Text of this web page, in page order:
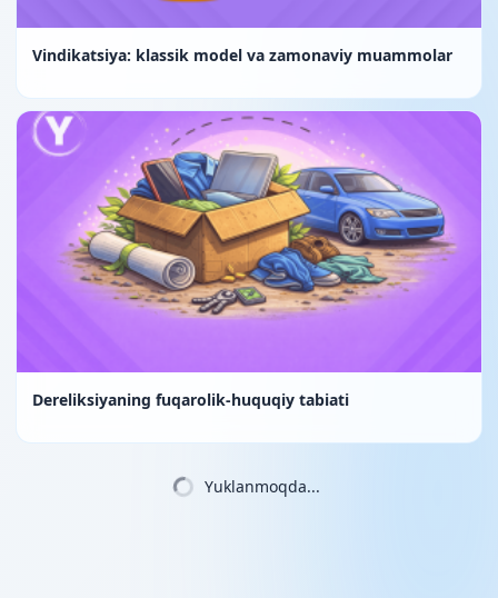
Vindikatsiya: klassik model va zamonaviy muammolar
Dereliksiyaning fuqarolik-huquqiy tabiati